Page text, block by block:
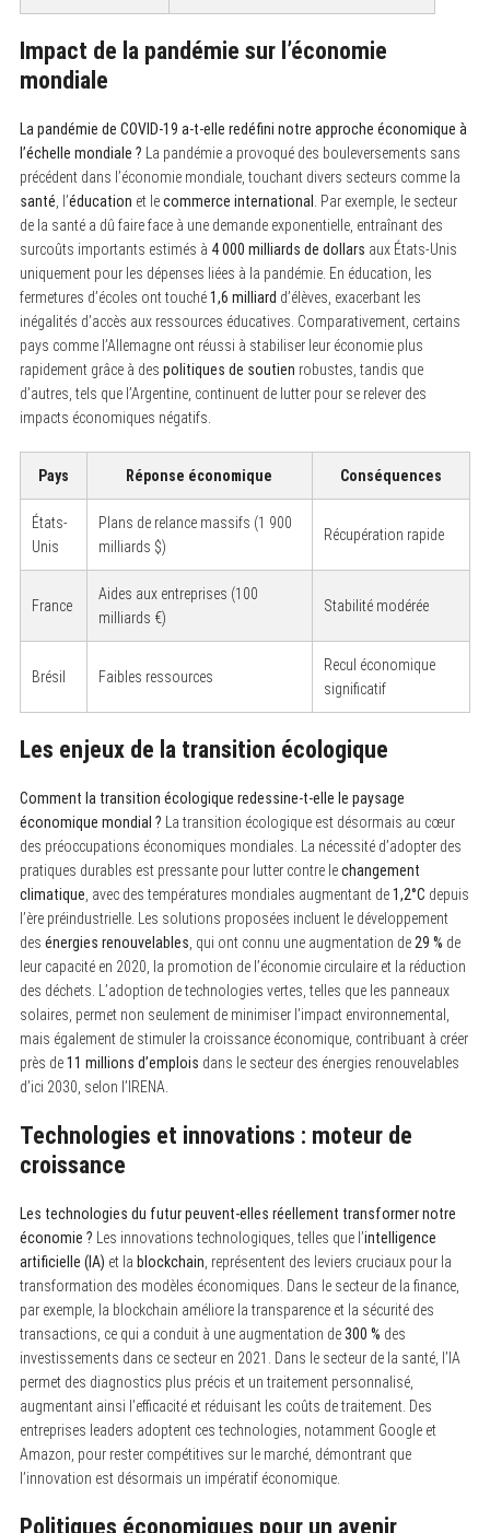
Impact de la pandémie sur l’économie
mondiale
La pandémie de COVID-19 a-t-elle redéfini notre approche économique à
l’échelle mondiale ? La pandémie a provoqué des bouleversements sans
précédent dans l’économie mondiale, touchant divers secteurs comme la
santé , l’éducation et lecommerce international
. Par exemple, le secteur
de la santé a dû faire face à une demande exponentielle, entraînant des
surcoûts importants estimés à 4 000 milliards de dollars aux États-Unis
uniquement pour les dépenses liées à la pandémie. En éducation, les
fermetures d’écoles ont touché1,6 milliard d’élèves, exacerbant les
inégalités d’accès aux ressources éducatives. Comparativement, certains
pays comme l’Allemagne ont réussi à stabiliser leur économie plus
rapidement grâce à des politiques de soutien robustes, tandis que
d’autres, tels que l’Argentine, continuent de lutter pour se relever des
impacts économiques négatifs.
Pays Réponse économique Conséquences
États-
Unis
Plans de relance massifs (1 900
milliards $)
Récupération rapide
France
Aides aux entreprises (100
milliards €)
Stabilité modérée
Brésil Faibles ressources
Recul économique
significatif
Les enjeux de la transition écologique
Comment la transition écologique redessine-t-elle le paysage
économique mondial ? La transition écologique est désormais au cœur
des préoccupations économiques mondiales. La nécessité d’adopter des
pratiques durables est pressante pour lutter contre lechangement
climatique , avec des températures mondiales augmentant de1,2°C depuis
l’ère préindustrielle. Les solutions proposées incluent le développement
des énergies renouvelables , qui ont connu une augmentation de 29 % de
leur capacité en 2020, la promotion de l’économie circulaire et la réduction
des déchets. L’adoption de technologies vertes, telles que les panneaux
solaires, permet non seulement de minimiser l’impact environnemental,
mais également de stimuler la croissance économique, contribuant à créer
près de11 millions d’emplois dans le secteur des énergies renouvelables
d’ici 2030, selon l’IRENA.
Technologies et innovations : moteur de
croissance
Les technologies du futur peuvent-elles réellement transformer notre
économie ? Les innovations technologiques, telles que l’intelligence
artificielle (IA) et la blockchain , représentent des leviers cruciaux pour la
transformation des modèles économiques. Dans le secteur de la finance,
par exemple, la blockchain améliore la transparence et la sécurité des
transactions, ce qui a conduit à une augmentation de300 % des
investissements dans ce secteur en 2021. Dans le secteur de la santé, l’IA
permet des diagnostics plus précis et un traitement personnalisé,
augmentant ainsi l’efficacité et réduisant les coûts de traitement. Des
entreprises leaders adoptent ces technologies, notamment Google et
Amazon, pour rester compétitives sur le marché, démontrant que
l’innovation est désormais un impératif économique.
Politiques économiques pour un avenir
S
e
a
r
c
f
o
r